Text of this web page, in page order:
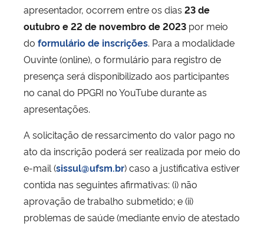
apresentador, ocorrem entre os dias 23 de
outubro e 22 de novembro de 2023 por meio
do formulário de inscrições. Para a modalidade
Ouvinte (online), o formulário para registro de
presença será disponibilizado aos participantes
no canal do PPGRI no YouTube durante as
apresentações.
A solicitação de ressarcimento do valor pago no
ato da inscrição poderá ser realizada por meio do
e-mail (sissul@ufsm.br) caso a justificativa estiver
contida nas seguintes afirmativas: (i) não
aprovação de trabalho submetido; e (ii)
problemas de saúde (mediante envio de atestado